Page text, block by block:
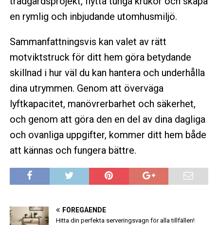
en rymlig och inbjudande utomhusmiljö.
Sammanfattningsvis kan valet av rätt
motviktstruck för ditt hem göra betydande
skillnad i hur väl du kan hantera och underhålla
dina utrymmen. Genom att överväga
lyftkapacitet, manövrerbarhet och säkerhet,
och genom att göra den en del av dina dagliga
och ovanliga uppgifter, kommer ditt hem både
att kännas och fungera bättre.
FÖREGÅENDE
Hitta din perfekta serveringsvagn för alla tillfällen!